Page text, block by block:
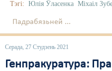
Тэгі: Юлія Ўласенка Міхаіл
Падрабязьней ...
Серада, 27 Студзень 2021
Генпракуратура: